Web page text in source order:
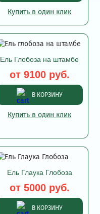
Купить в один клик
Ель Глобоза на штамбе
от 9100 руб.
В КОРЗИНУ
Купить в один клик
Ель Глаука Глобоза
от 5000 руб.
В КОРЗИНУ